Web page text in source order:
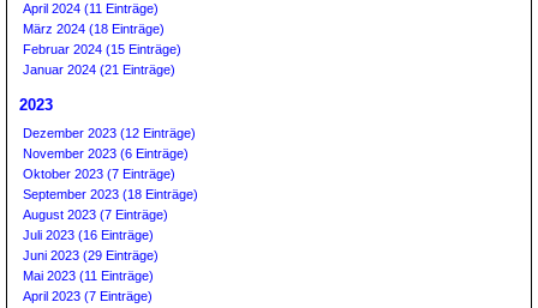
April 2024 (11 Einträge)
März 2024 (18 Einträge)
Februar 2024 (15 Einträge)
Januar 2024 (21 Einträge)
2023
Dezember 2023 (12 Einträge)
November 2023 (6 Einträge)
Oktober 2023 (7 Einträge)
September 2023 (18 Einträge)
August 2023 (7 Einträge)
Juli 2023 (16 Einträge)
Juni 2023 (29 Einträge)
Mai 2023 (11 Einträge)
April 2023 (7 Einträge)